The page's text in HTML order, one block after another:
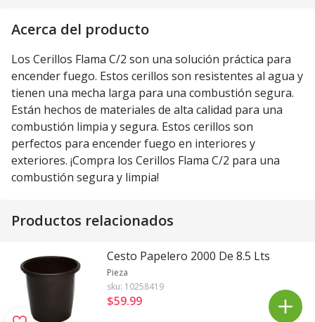
Acerca del producto
Los Cerillos Flama C/2 son una solución práctica para
encender fuego. Estos cerillos son resistentes al agua y
tienen una mecha larga para una combustión segura.
Están hechos de materiales de alta calidad para una
combustión limpia y segura. Estos cerillos son
perfectos para encender fuego en interiores y
exteriores. ¡Compra los Cerillos Flama C/2 para una
combustión segura y limpia!
Productos relacionados
Cesto Papelero 2000 De 8.5 Lts
Pieza
sku: 10258419
$59.99